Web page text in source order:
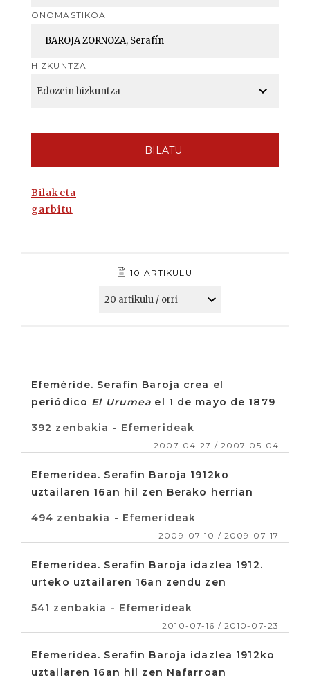
ONOMASTIKOA
HIZKUNTZA
BILATU
Bilaketa
garbitu
10 ARTIKULU
Efeméride. Serafín Baroja crea el
periódico El Urumea el 1 de mayo de 1879
392 zenbakia - Efemerideak
2007-04-27 / 2007-05-04
Efemeridea. Serafin Baroja 1912ko
uztailaren 16an hil zen Berako herrian
494 zenbakia - Efemerideak
2009-07-10 / 2009-07-17
Efemeridea. Serafín Baroja idazlea 1912.
urteko uztailaren 16an zendu zen
541 zenbakia - Efemerideak
2010-07-16 / 2010-07-23
Efemeridea. Serafin Baroja idazlea 1912ko
uztailaren 16an hil zen Nafarroan